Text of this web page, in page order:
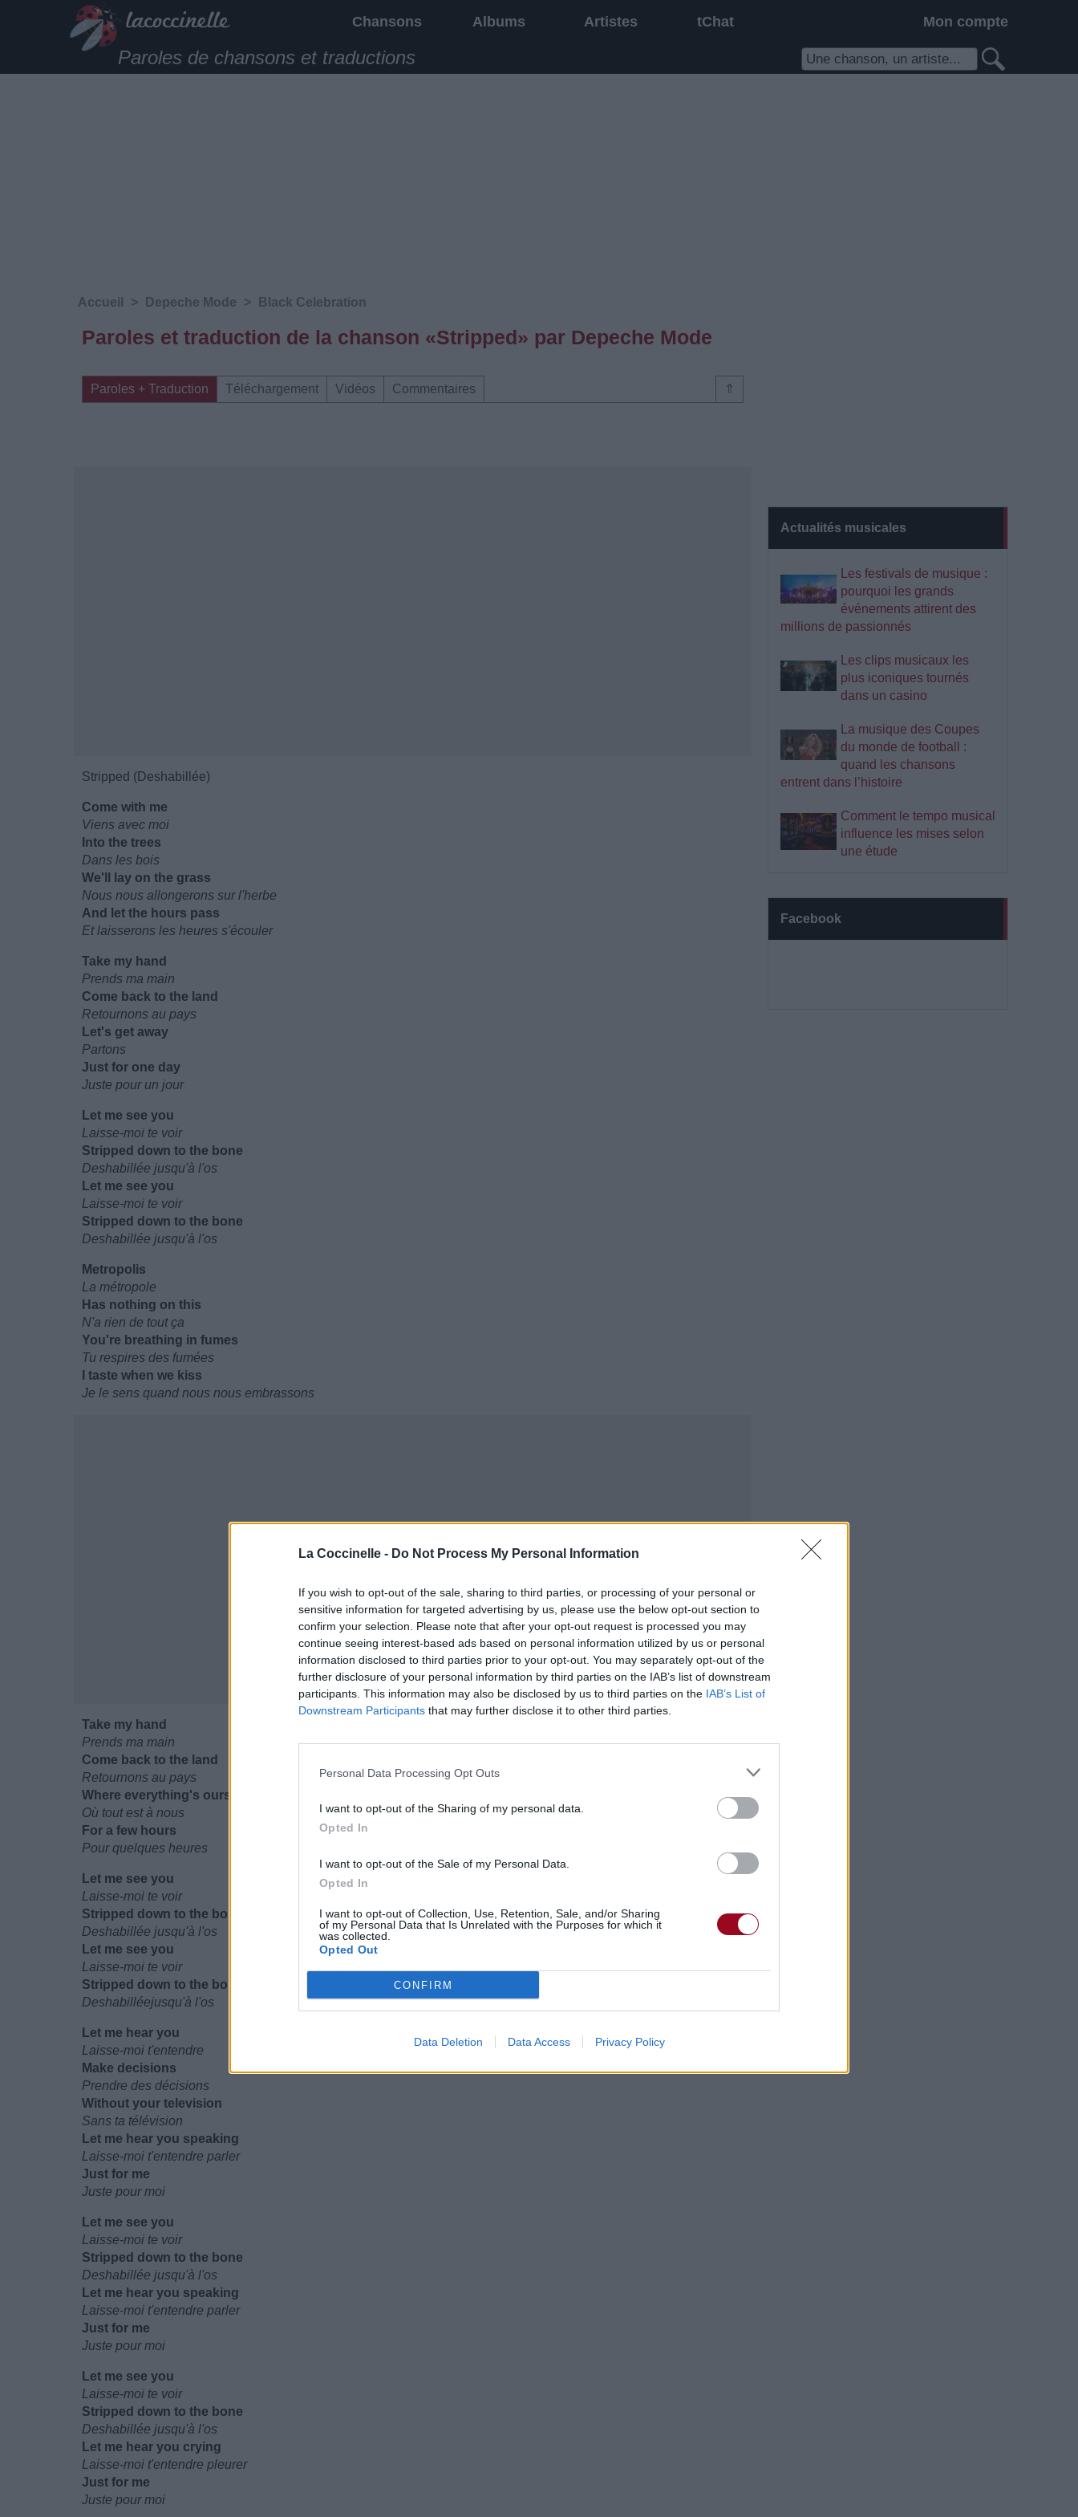
La Coccinelle - Do Not Process My Personal Information
If you wish to opt-out of the sale, sharing to third parties, or processing of your personal or
sensitive information for targeted advertising by us, please use the below opt-out section to
confirm your selection. Please note that after your opt-out request is processed you may
continue seeing interest-based ads based on personal information utilized by us or personal
information disclosed to third parties prior to your opt-out. You may separately opt-out of the
further disclosure of your personal information by third parties on the IAB’s list of downstream
participants. This information may also be disclosed by us to third parties on the IAB’s List of
Downstream Participants that may further disclose it to other third parties.
Personal Data Processing Opt Outs
I want to opt-out of the Sharing of my personal data.
Opted In
I want to opt-out of the Sale of my Personal Data.
Opted In
I want to opt-out of Collection, Use, Retention, Sale, and/or Sharing
of my Personal Data that Is Unrelated with the Purposes for which it
was collected.
Opted Out
CONFIRM
Data Deletion Data Access Privacy Policy
Chansons Albums Artistes tChat Mon compte
Paroles de chansons et traductions
Actualités musicales
Les festivals de musique :
pourquoi les grands
événements attirent des
millions de passionnés
Les clips musicaux les
plus iconiques tournés
dans un casino
La musique des Coupes
du monde de football :
quand les chansons
entrent dans l’histoire
Comment le tempo musical
influence les mises selon
une étude
Facebook
Accueil > Depeche Mode > Black Celebration
Paroles et traduction de la chanson «Stripped» par Depeche Mode
⇑
Paroles + Traduction Téléchargement Vidéos Commentaires
Stripped (Deshabillée)
Come with me
Viens avec moi
Into the trees
Dans les bois
We'll lay on the grass
Nous nous allongerons sur l'herbe
And let the hours pass
Et laisserons les heures s'écouler
Take my hand
Prends ma main
Come back to the land
Retournons au pays
Let's get away
Partons
Just for one day
Juste pour un jour
Let me see you
Laisse-moi te voir
Stripped down to the bone
Deshabillée jusqu'à l'os
Let me see you
Laisse-moi te voir
Stripped down to the bone
Deshabillée jusqu'à l'os
Metropolis
La métropole
Has nothing on this
N'a rien de tout ça
You're breathing in fumes
Tu respires des fumées
I taste when we kiss
Je le sens quand nous nous embrassons
Take my hand
Prends ma main
Come back to the land
Retournons au pays
Where everything's ours
Où tout est à nous
For a few hours
Pour quelques heures
Let me see you
Laisse-moi te voir
Stripped down to the bone
Deshabillée jusqu'à l'os
Let me see you
Laisse-moi te voir
Stripped down to the bone
Deshabilléejusqu'à l'os
Let me hear you
Laisse-moi t'entendre
Make decisions
Prendre des décisions
Without your television
Sans ta télévision
Let me hear you speaking
Laisse-moi t'entendre parler
Just for me
Juste pour moi
Let me see you
Laisse-moi te voir
Stripped down to the bone
Deshabillée jusqu'à l'os
Let me hear you speaking
Laisse-moi t'entendre parler
Just for me
Juste pour moi
Let me see you
Laisse-moi te voir
Stripped down to the bone
Deshabillée jusqu'à l'os
Let me hear you crying
Laisse-moi t'entendre pleurer
Just for me
Juste pour moi